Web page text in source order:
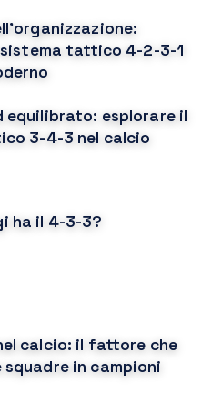
tattico 4-2-3-1
equilibrato: esplorare il
3-4-3 nel calcio
ha il 4-3-3?
calcio: il fattore che
in campioni